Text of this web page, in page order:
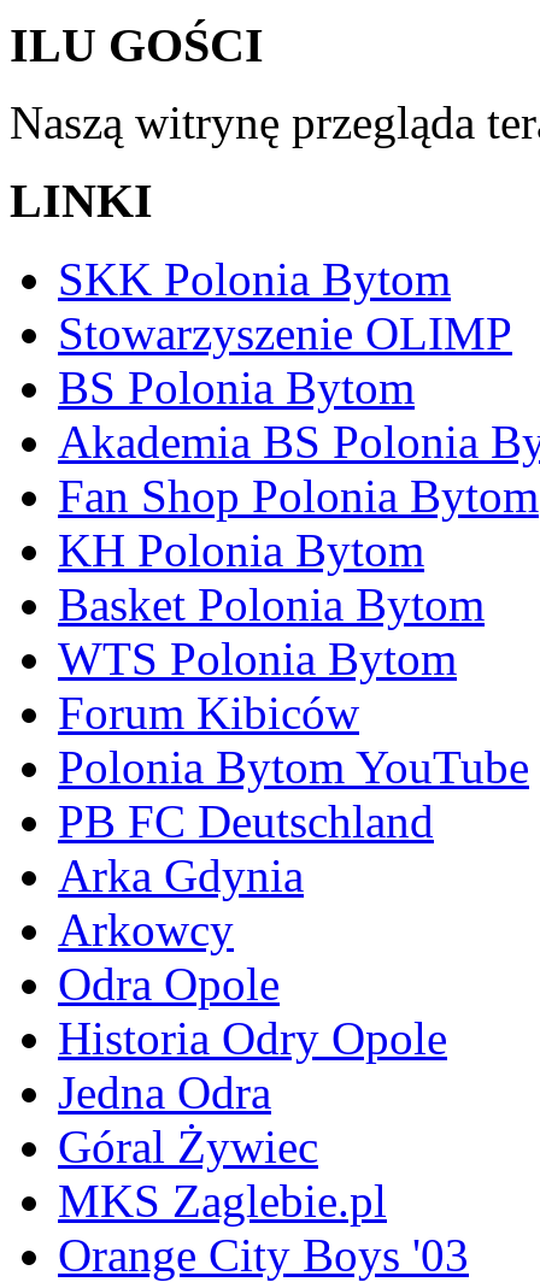
ILU GOŚCI
Naszą witrynę przegląda
LINKI
SKK Polonia Bytom
Stowarzyszenie OLIMP
BS Polonia Bytom
Akademia BS Polonia
Fan Shop Polonia Bytom
KH Polonia Bytom
Basket Polonia Bytom
WTS Polonia Bytom
Forum Kibiców
Polonia Bytom YouTube
PB FC Deutschland
Arka Gdynia
Arkowcy
Odra Opole
Historia Odry Opole
Jedna Odra
Góral Żywiec
MKS Zaglebie.pl
Orange City Boys '03